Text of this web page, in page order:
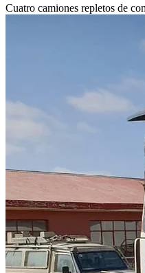
Cuatro camiones repletos de